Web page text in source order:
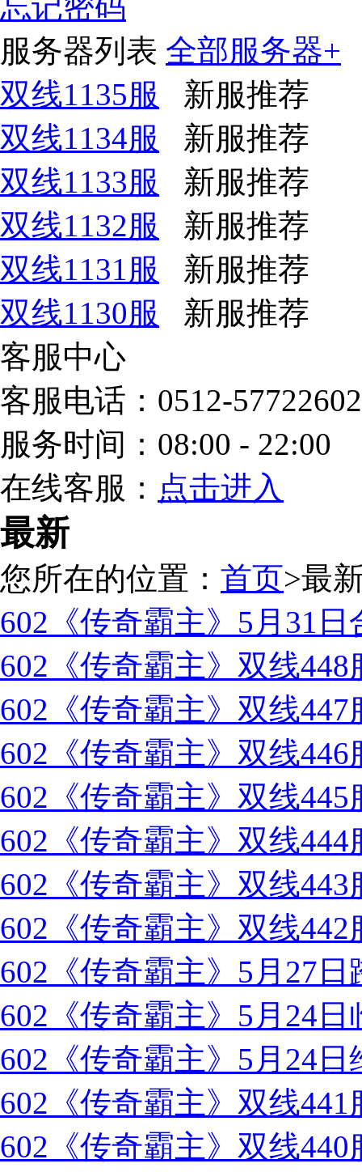
服务器列表 全部服务器+
双线1135服
新服推荐
双线1134服
新服推荐
双线1133服
新服推荐
双线1132服
新服推荐
双线1131服
新服推荐
双线1130服
新服推荐
客服中心
客服电话：0512-57722602
服务时间：08:00 - 22:00
在线客服： 点击进入
最新
您所在的位置： 首页>最
602《传奇霸主》5月31
602《传奇霸主》双线
602《传奇霸主》双线
602《传奇霸主》双线
602《传奇霸主》双线
602《传奇霸主》双线
602《传奇霸主》双线
602《传奇霸主》双线
602《传奇霸主》5月27
602《传奇霸主》5月24
602《传奇霸主》5月24
602《传奇霸主》双线
602《传奇霸主》双线